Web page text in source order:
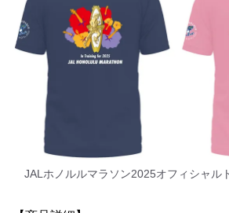
JALホノルルマラソン2025オフィシャル